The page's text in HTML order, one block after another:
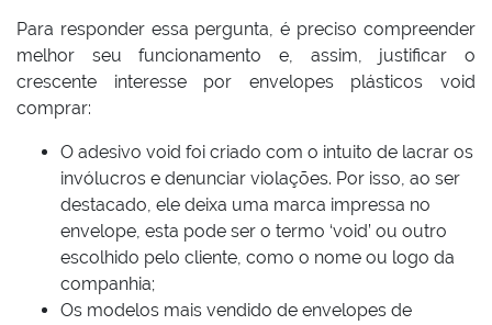
Para responder essa pergunta, é preciso compreender
melhor seu funcionamento e, assim, justificar o
crescente interesse por envelopes plásticos void
comprar:
O adesivo void foi criado com o intuito de lacrar os
invólucros e denunciar violações. Por isso, ao ser
destacado, ele deixa uma marca impressa no
envelope, esta pode ser o termo ‘void’ ou outro
escolhido pelo cliente, como o nome ou logo da
companhia;
Os modelos mais vendido de envelopes de